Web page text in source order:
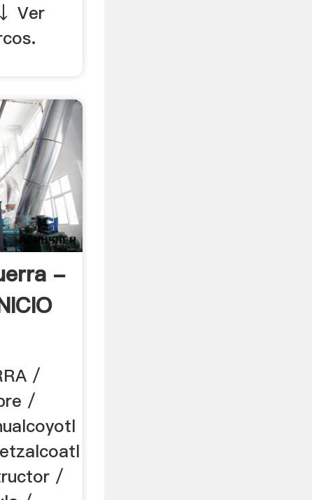
Ver
-
/
/
/